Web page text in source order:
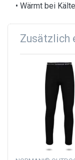
• Wärmt bei
Zusätzlich